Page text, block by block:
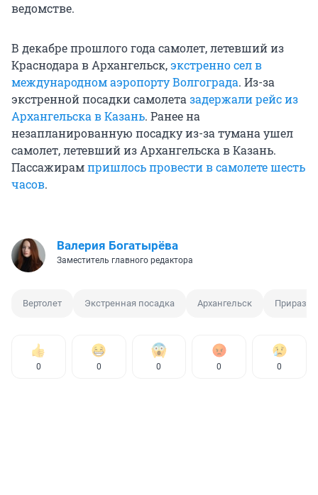
ведомстве.
В декабре прошлого года самолет, летевший из
Краснодара в Архангельск,экстренно сел в
международном аэропорту Волгограда. Из-за
экстренной посадки самолета задержали рейс из
Архангельска в Казань. Ранее на
незапланированную посадку из-за тумана ушел
самолет, летевший из Архангельска в Казань.
Пассажирампришлось провести в самолете шесть
часов.
Валерия Богатырёва
Заместитель главного редактора
Вертолет Экстренная посадка Архангельск
0 0 0 0 0